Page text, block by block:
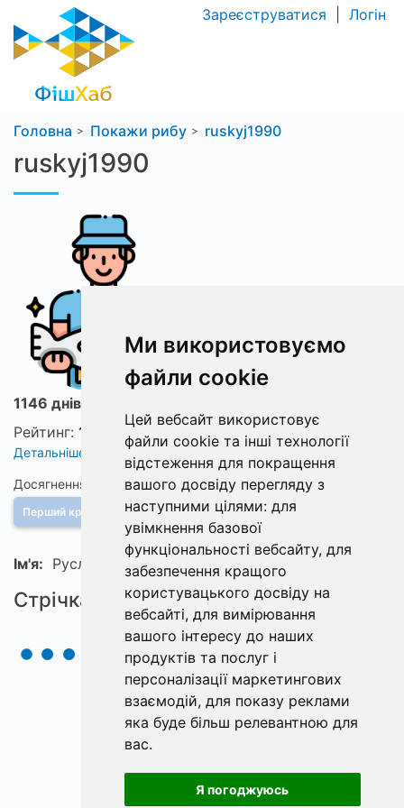
Ми використовуємо
файли cookie
Цей вебсайт використовує
файли cookie та інші технології
відстеження для покращення
вашого досвіду перегляду з
наступними цілями: для
увімкнення базової
функціональності вебсайту, для
забезпечення кращого
користувацького досвіду на
вебсайті, для вимірювання
вашого інтересу до наших
продуктів та послуг і
персоналізації маркетингових
взаємодій, для показу реклами
яка буде більш релевантною для
вас.
Я погоджуюсь
Зареєструватися Логін
Головна Покажи рибу ruskyj1990
ruskyj1990
1146 днів з ФішХаб
Рейтинг: 10
Детальніше про рейтинг
Досягнення
Перший крок
Ім'я: Руслан
Стрічка